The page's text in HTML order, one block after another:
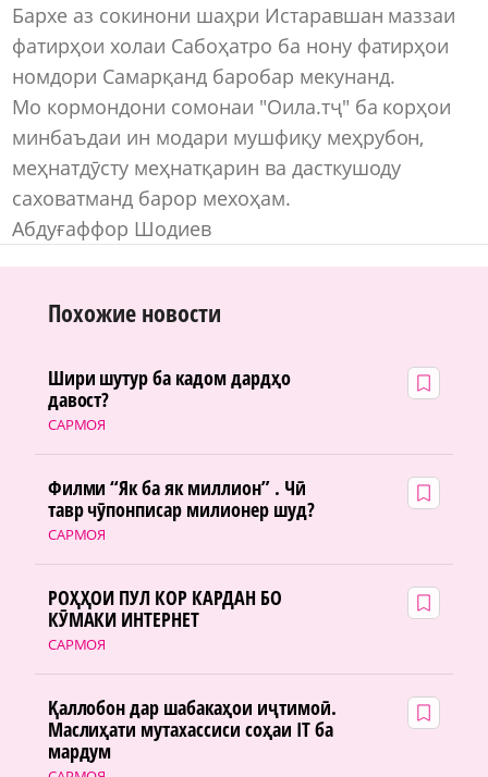
Бархе аз сокинони шаҳри Истаравшан маззаи
фатирҳои холаи Сабоҳатро ба нону фатирҳои
номдори Самарқанд баробар мекунанд.
Мо кормондони сомонаи "Оила.тҷ" ба корҳои
минбаъдаи ин модари мушфиқу меҳрубон,
меҳнатдӯсту меҳнатқарин ва дасткушоду
саховатманд барор мехоҳам.
Абдуғаффор Шодиев
Похожие новости
САРМОЯ
Шири шутур ба кадом дардҳо
давост?
САРМОЯ
Филми “Як ба як миллион” . Чӣ
тавр чӯпонписар милионер шуд?
САРМОЯ
РОҲҲОИ ПУЛ КОР КАРДАН БО
КӮМАКИ ИНТЕРНЕТ
Қаллобон дар шабакаҳои иҷтимоӣ.
Маслиҳати мутахассиси соҳаи IT ба
мардум